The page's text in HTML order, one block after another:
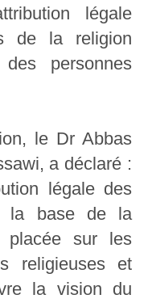
légale
de la religion
personnes
le Dr Abbas
a déclaré :
légale des
la base de la
placée sur les
religieuses et
la vision du